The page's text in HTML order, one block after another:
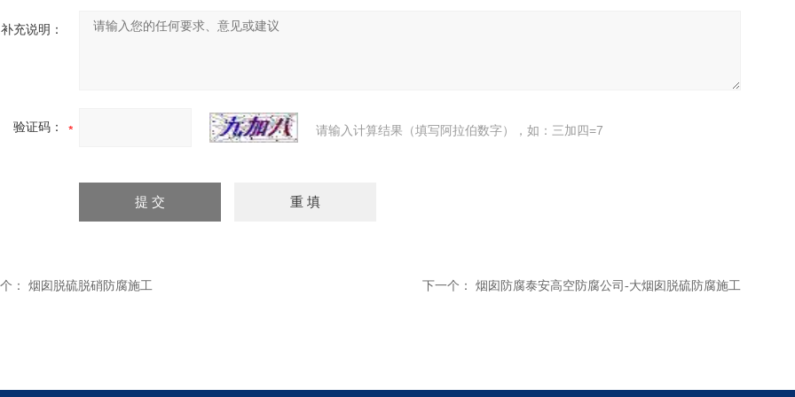
补充说明：
验证码： 请输入计算结果（填写阿拉伯数字），如：三加四=7
： 烟囱脱硫脱硝防腐施工 下一个： 烟囱防腐泰安高空防腐公司-大烟囱脱硫防腐施工